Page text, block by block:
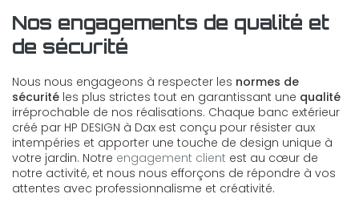
Nos engagements de qualité et
de sécurité
Nous nous engageons à respecter les normes de
sécurité les plus strictes tout en garantissant une qualité
irréprochable de nos réalisations. Chaque banc extérieur
créé par HP DESIGN à Dax est conçu pour résister aux
intempéries et apporter une touche de design unique à
votre jardin. Notre engagement client est au cœur de
notre activité, et nous nous efforçons de répondre à vos
attentes avec professionnalisme et créativité.